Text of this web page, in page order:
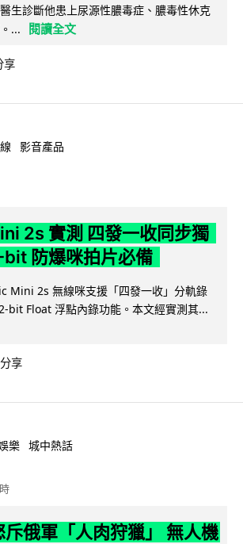
生診斷他患上尿源性膿毒症、膿毒性休克
...
閱讀全文
享
影音產品
2s 實測 四發一收同步獨
防爆咪拍片必備
Mini 2s 無線咪支援「四發一收」分軌錄
bit Float 浮點內錄功能。本文經實測其...
分享
樂 城中熱話
俄軍「人肉狩獵」 無人機